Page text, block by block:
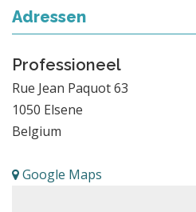
Adressen
Professioneel
Rue Jean Paquot 63
1050 Elsene
Belgium
Google Maps